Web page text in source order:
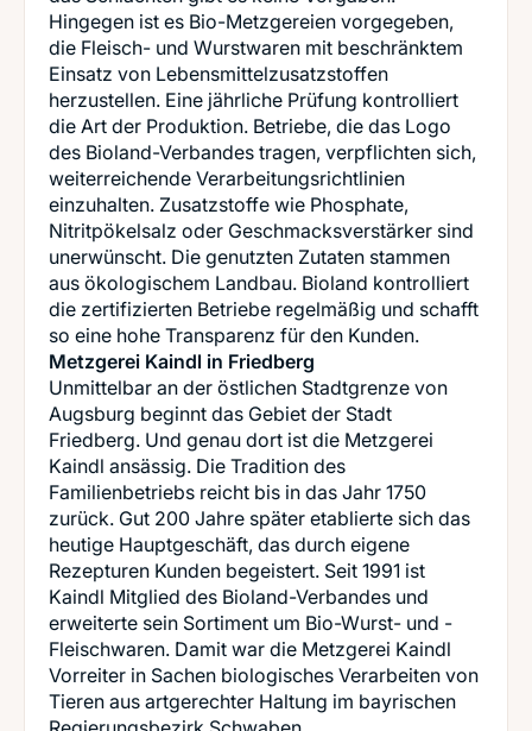
Hingegen ist es Bio-Metzgereien vorgegeben,
die Fleisch- und Wurstwaren mit beschränktem
Einsatz von Lebensmittelzusatzstoffen
herzustellen. Eine jährliche Prüfung kontrolliert
die Art der Produktion. Betriebe, die das Logo
des Bioland-Verbandes tragen, verpflichten sich,
weiterreichende Verarbeitungsrichtlinien
einzuhalten. Zusatzstoffe wie Phosphate,
Nitritpökelsalz oder Geschmacksverstärker sind
unerwünscht. Die genutzten Zutaten stammen
aus ökologischem Landbau. Bioland kontrolliert
die zertifizierten Betriebe regelmäßig und schafft
Metzgerei Kaindl in Friedberg
Unmittelbar an der östlichen Stadtgrenze von
Augsburg beginnt das Gebiet der Stadt
Friedberg. Und genau dort ist die Metzgerei
Kaindl ansässig. Die Tradition des
Familienbetriebs reicht bis in das Jahr 1750
zurück. Gut 200 Jahre später etablierte sich das
heutige Hauptgeschäft, das durch eigene
Rezepturen Kunden begeistert. Seit 1991 ist
Kaindl Mitglied des Bioland-Verbandes und
erweiterte sein Sortiment um Bio-Wurst- und -
Fleischwaren. Damit war die Metzgerei Kaindl
Vorreiter in Sachen biologisches Verarbeiten von
Tieren aus artgerechter Haltung im bayrischen